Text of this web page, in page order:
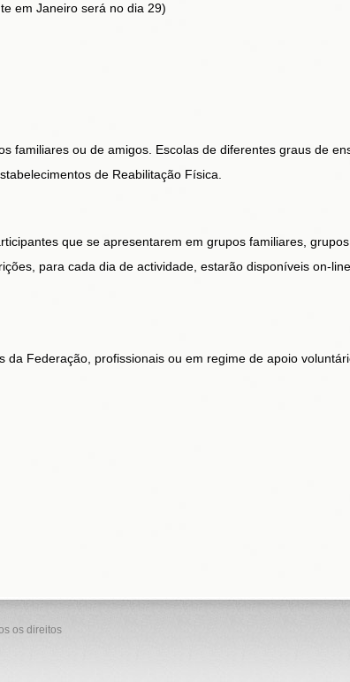
em Janeiro será no dia 29)
familiares ou de amigos. Escolas de diferentes graus de
de Reabilitação Física.
que se apresentarem em grupos familiares,
para cada dia de actividade, estarão disponíveis on-
Federação, profissionais ou em regime de apoio
os direitos